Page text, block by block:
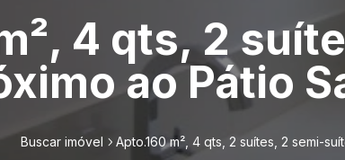
4 qts, 2
ao Pátio
Buscar imóvel Apto.160 m², 4 qts, 2 suítes, 2 semi-